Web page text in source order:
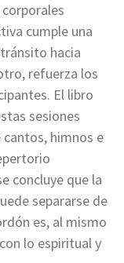
cumple una
hacia
refuerza los
El libro
sesiones
himnos e
concluye que la
separarse de
es, al mismo
lo espiritual y